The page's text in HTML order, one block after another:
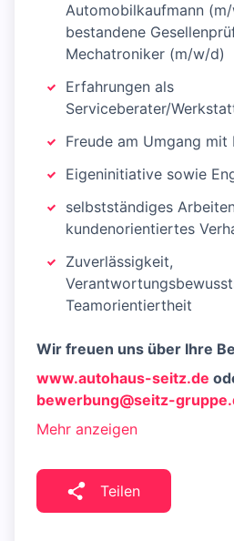
Automobilkaufmann
bestandene
Mechatroniker (m/w/d)
Erfahrungen als
Serviceberater/
Freude am Umgang mit
Eigeninitiative sowie
selbstständiges
kundenorientiertes
Zuverlässigkeit,
Teamorientiertheit
Wir freuen uns über Ihre
www.autohaus-seitz.de
bewerbung@seitz-
Mehr anzeigen
Teilen